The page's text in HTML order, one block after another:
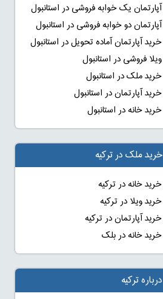
آپارتمان یک خوابه فروشی در استانبول
آپارتمان دو خوابه فروشی در استانبول
خرید آپارتمان آماده تحویل در استانبول
ویلا فروشی در استانبول
خرید ملک در استانبول
خرید آپارتمان در استانبول
خرید خانه در استانبول
خرید ملک در ترکیه
خرید خانه در ترکیه
خرید ویلا در ترکیه
خرید آپارتمان در ترکیه
خرید خانه در بلک
درباره ترکیه